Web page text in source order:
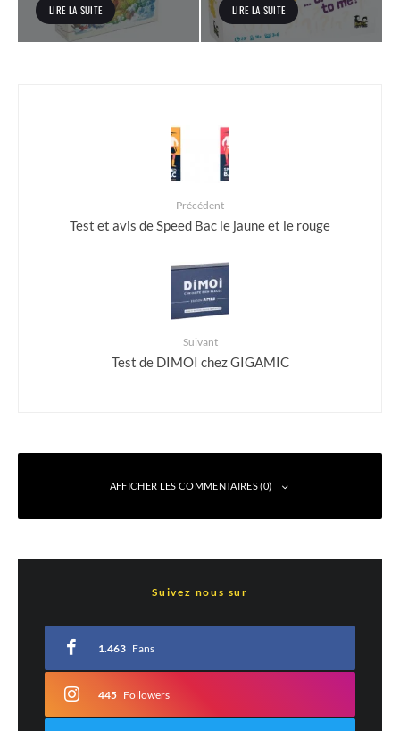
LIRE LA SUITE LIRE LA SUITE
Précédent
Test et avis de Speed Bac le jaune et le rouge
Suivant
Test de DIMOI chez GIGAMIC
AFFICHER LES COMMENTAIRES (0)
*
Commentaire*
Suivez nous sur
1.463 Fans
445 Followers